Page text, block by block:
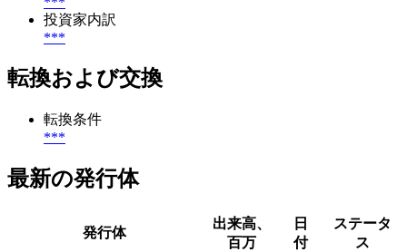
投資家内訳
***
転換および交換
転換条件
***
最新の発行体
発行体
出来高、
百万
日
付
ステータ
ス